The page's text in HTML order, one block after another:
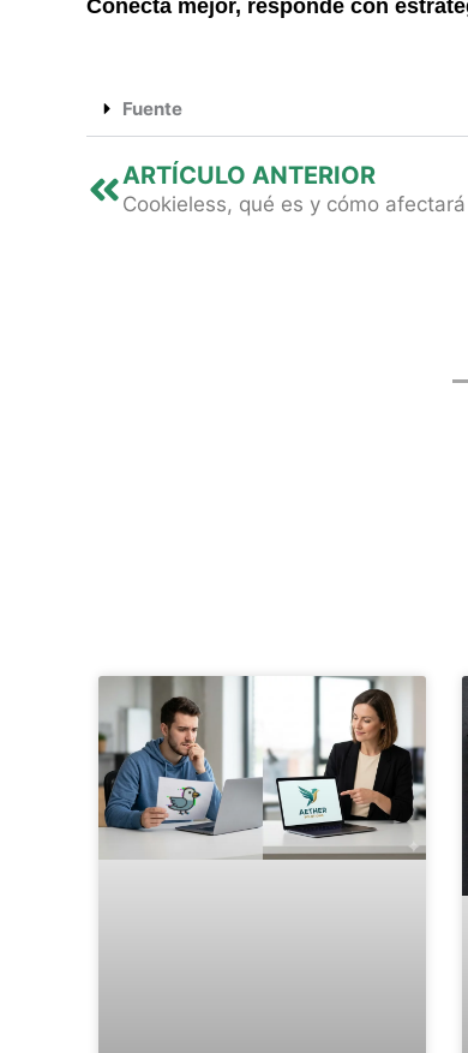
Conecta mejor, responde con
Fuente
Previo
ARTÍCULO ANTERIOR
Cookieless, qué es y cómo